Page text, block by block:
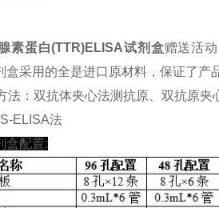
素蛋白(TTR)ELISA试剂盒赠送活
盒采用的全是进口原材料，保证了产
法：双抗体夹心法测抗原、双抗原
ELISA法
盒配置: